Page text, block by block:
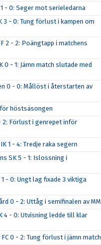
- 0: Seger mot serieledarna
3 - 0: Tung förlust i kampen om
2 - 2: Poängtapp i matchens
0 - 1: Jämn match slutade med
0 - 0: Mållöst i återstarten av
höstsäsongen
2: Förlust i genrepet inför
1 - 4: Tredje raka segern
SK 5 - 1: Islossning i
- 0: Ungt lag fixade 3 viktiga
0 - 2: Uttåg i semifinalen av MM
4 - 0: Utvisning ledde till klar
0 - 2: Tung förlust i jämn match